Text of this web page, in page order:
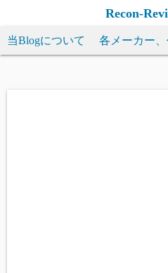
テ
Recon-
当Blogについて 各メーカー